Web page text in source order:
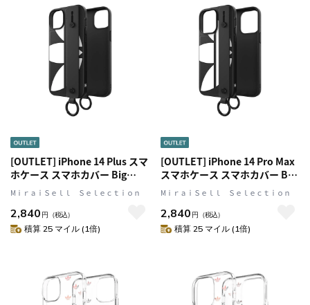
[OUTLET] iPhone 14 Plus スマ
ホケース スマホカバー Big
Logo Black(ブラック) ハンドス
付 adidas Originals[アディダス
オリジナルス]
MⅰｒａｉＳｅｌｌ Ｓｅｌｅｃｔｉｏｎ
2,840 円 （税込）
積算 25 マイル (1倍)
[OUTLET] iPhone 14 Pro Max
スマホケース スマホカバー Big
Logo Black(ブラック) ハンドス
付 adidas Originals[アディダス
オリジナルス]
MⅰｒａｉＳｅｌｌ Ｓｅｌｅｃｔｉｏｎ
2,840 円 （税込）
積算 25 マイル (1倍)